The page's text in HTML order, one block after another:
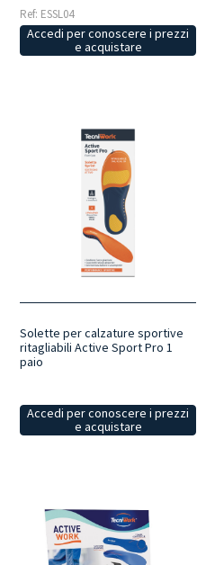
Ref: ESSL04
Accedi per conoscere i prezzi
e acquistare
Solette per calzature sportive
ritagliabili Active Sport Pro 1
paio
Accedi per conoscere i prezzi
e acquistare